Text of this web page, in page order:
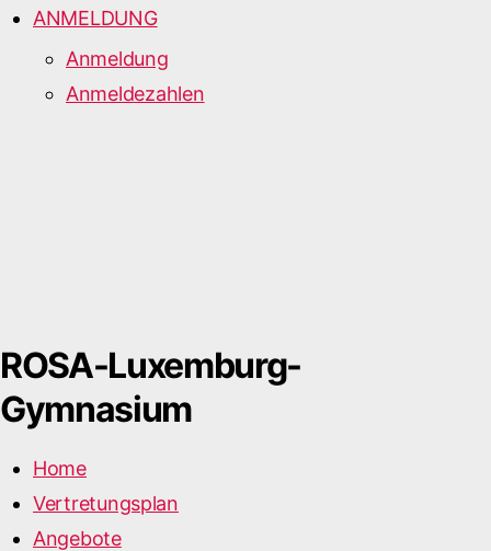
ANMELDUNG
Anmeldung
Anmeldezahlen
ROSA-Luxemburg-
Gymnasium
Home
Vertretungsplan
Angebote